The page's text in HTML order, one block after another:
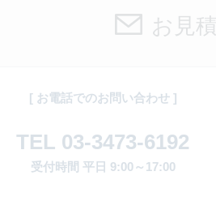
お見
[ お電話でのお問い合わせ ]
TEL 03-3473-6192
受付時間 平日 9:00～17:00